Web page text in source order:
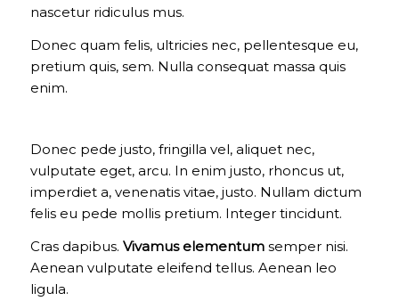
nascetur ridiculus mus.
Donec quam felis, ultricies nec, pellentesque eu,
pretium quis, sem. Nulla consequat massa quis
enim.
Donec pede justo, fringilla vel, aliquet nec,
vulputate eget, arcu. In enim justo, rhoncus ut,
imperdiet a, venenatis vitae, justo. Nullam dictum
felis eu pede mollis pretium. Integer tincidunt.
Cras dapibus. Vivamus elementumsemper nisi.
Aenean vulputate eleifend tellus. Aenean leo
ligula.